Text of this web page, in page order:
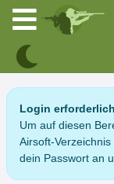
Login
Um auf diesen
Airsoft-
dein Passwort an